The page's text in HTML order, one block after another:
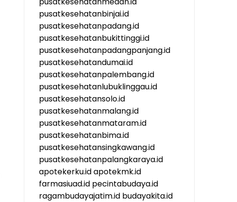
pusatkesehatanbinjai.id
pusatkesehatanpadang.id
pusatkesehatanbukittinggi.id
pusatkesehatanpadangpanjang.id
pusatkesehatandumai.id
pusatkesehatanpalembang.id
pusatkesehatanlubuklinggau.id
pusatkesehatansolo.id
pusatkesehatanmalang.id
pusatkesehatanmataram.id
pusatkesehatanbima.id
pusatkesehatansingkawang.id
pusatkesehatanpalangkaraya.id
apotekerku.idapotekmk.id
farmasiuad.id pecintabudaya.id
ragambudayajatim.id budayakita.id